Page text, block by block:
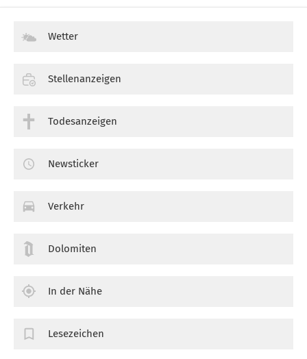
Wetter
Stellenanzeigen
Todesanzeigen
Newsticker
Verkehr
Dolomiten
In der Nähe
Lesezeichen